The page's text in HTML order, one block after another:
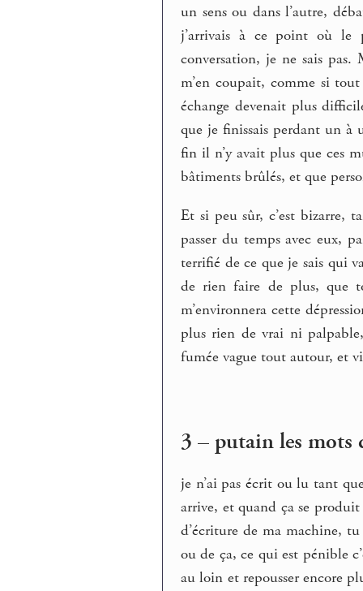
un sens ou dans l’autre,
j’arrivais à ce point où le
conversation, je ne sais pas.
m’en coupait, comme si
échange devenait plus
que je finissais perdant un à
fin il n’y avait plus que ces
bâtiments brûlés, et que
Et si peu sûr, c’est bizarre,
passer du temps avec eux,
terrifié de ce que je sais qui
de rien faire de plus, que
m’environnera cette
plus rien de vrai ni
fumée vague tout autour, et
3 – putain les mots
je n’ai pas écrit ou lu tant
arrive, et quand ça se
d’écriture de ma machine,
ou de ça, ce qui est pénible
au loin et repousser encore